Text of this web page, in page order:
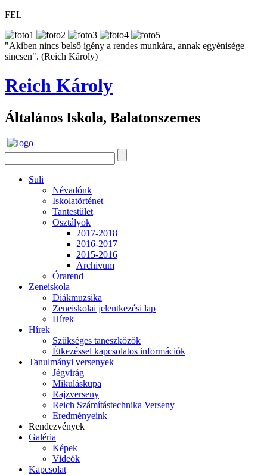
FEL
"Akiben nincs belső igény a rendes munkára, annak egyénisége
sincsen". (Reich Károly)
Reich Károly
Általános Iskola, Balatonszemes
Suli
Névadónk
Iskolatörténet
Tantestület
Osztályok
2017-2018
2016-2017
2015-2016
Archivum
Órarend
Zeneiskola
Diákmuzsika
Zeneiskolai jelentkezési lap
Hírek
Hírek
Szükséges taneszközök
Étkezéssel kapcsolatos információk
Tanulmányi versenyek
Jégvirág
Mikuláskupa
Rajzverseny
Reich Számítástechnika Verseny
Eredményeink
Rendezvények
Galéria
Képek
Videók
Kapcsolat